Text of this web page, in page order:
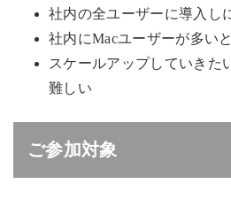
社内の全ユーザーに導入し
社内にMacユーザーが多い
スケールアップしていきた
難しい
ご参加対象